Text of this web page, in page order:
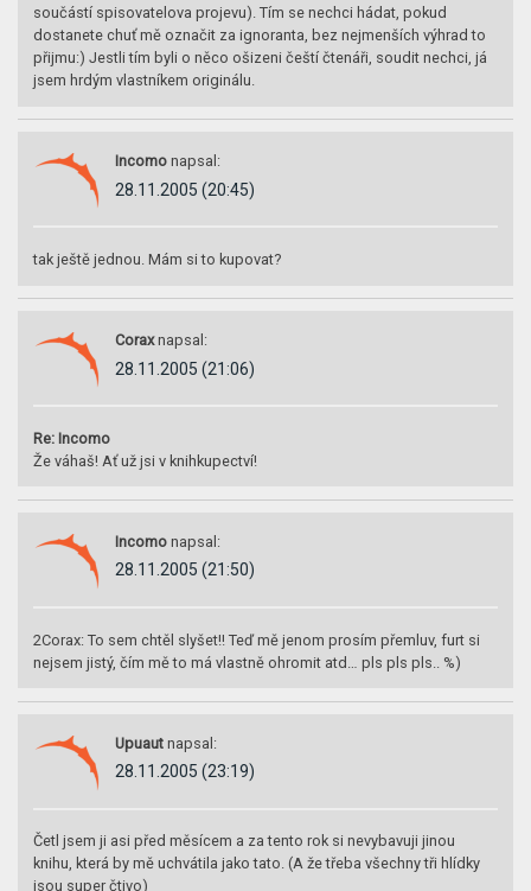
součástí spisovatelova projevu). Tím se nechci hádat, pokud
dostanete chuť mě označit za ignoranta, bez nejmenších výhrad to
přijmu:) Jestli tím byli o něco ošizeni čeští čtenáři, soudit nechci, já
jsem hrdým vlastníkem originálu.
Incomo napsal:
28.11.2005 (20:45)
tak ještě jednou. Mám si to kupovat?
Corax napsal:
28.11.2005 (21:06)
Re: Incomo
Že váhaš! Ať už jsi v knihkupectví!
Incomo napsal:
28.11.2005 (21:50)
2Corax: To sem chtěl slyšet!! Teď mě jenom prosím přemluv, furt si
nejsem jistý, čím mě to má vlastně ohromit atd… pls pls pls.. %)
Upuaut napsal:
28.11.2005 (23:19)
Četl jsem ji asi před měsícem a za tento rok si nevybavuji jinou
knihu, která by mě uchvátila jako tato. (A že třeba všechny tři hlídky
jsou super čtivo)